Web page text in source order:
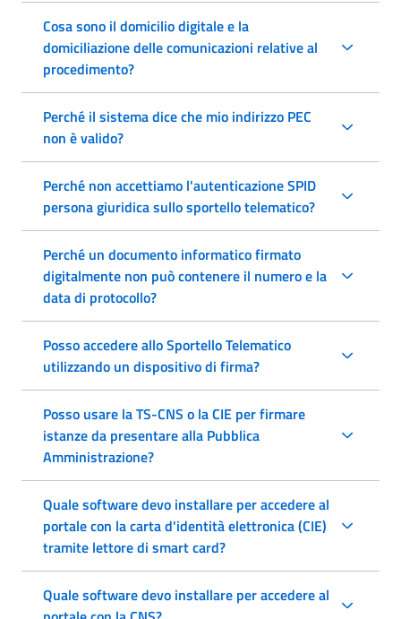
Cosa sono il domicilio digitale e la
domiciliazione delle comunicazioni relative al
procedimento?
Perché il sistema dice che mio indirizzo PEC
non è valido?
Perché non accettiamo l'autenticazione SPID
persona giuridica sullo sportello telematico?
Perché un documento informatico firmato
digitalmente non può contenere il numero e la
data di protocollo?
Posso accedere allo Sportello Telematico
utilizzando un dispositivo di firma?
Posso usare la TS-CNS o la CIE per firmare
istanze da presentare alla Pubblica
Amministrazione?
Quale software devo installare per accedere al
portale con la carta d'identità elettronica (CIE)
tramite lettore di smart card?
Quale software devo installare per accedere al